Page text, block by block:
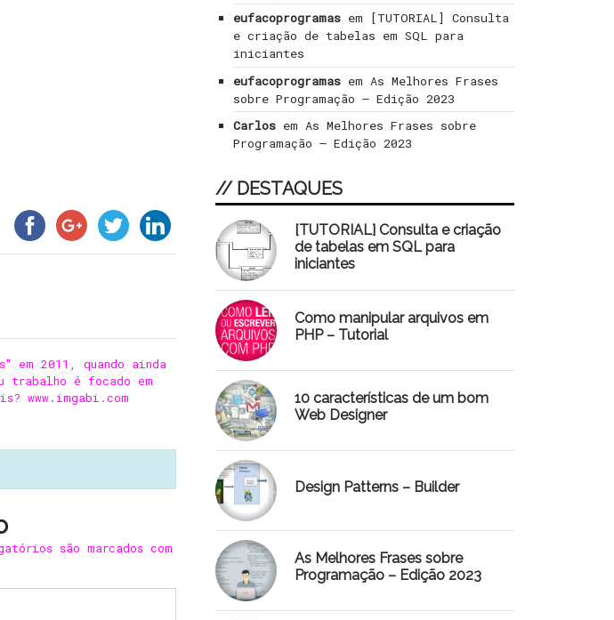
em 2011, quando ainda
trabalho é focado em
www.imgabi.com
são marcados com
eufacoprogramas em
[TUTORIAL] Consulta
e criação de tabelas em SQL para
iniciantes
eufacoprogramas em As Melhores Frases
sobre Programação – Edição 2023
Carlos em As Melhores Frases sobre
Programação – Edição 2023
// DESTAQUES
[TUTORIAL] Consulta e criação
de tabelas em SQL para
iniciantes
Como manipular arquivos em
PHP – Tutorial
10 características de um bom
Web Designer
Design Patterns – Builder
As Melhores Frases sobre
Programação – Edição 2023